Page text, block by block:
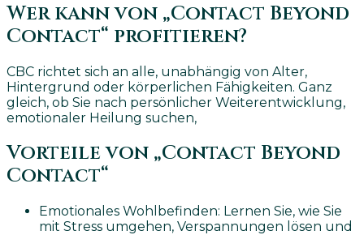
Wer kann von „Contact Beyond
Contact“ profitieren?
CBC richtet sich an alle, unabhängig von Alter,
Hintergrund oder körperlichen Fähigkeiten. Ganz
gleich, ob Sie nach persönlicher Weiterentwicklung,
emotionaler Heilung suchen,
Vorteile von „Contact Beyond
Contact“
Emotionales Wohlbefinden: Lernen Sie, wie Sie
mit Stress umgehen, Verspannungen lösen und